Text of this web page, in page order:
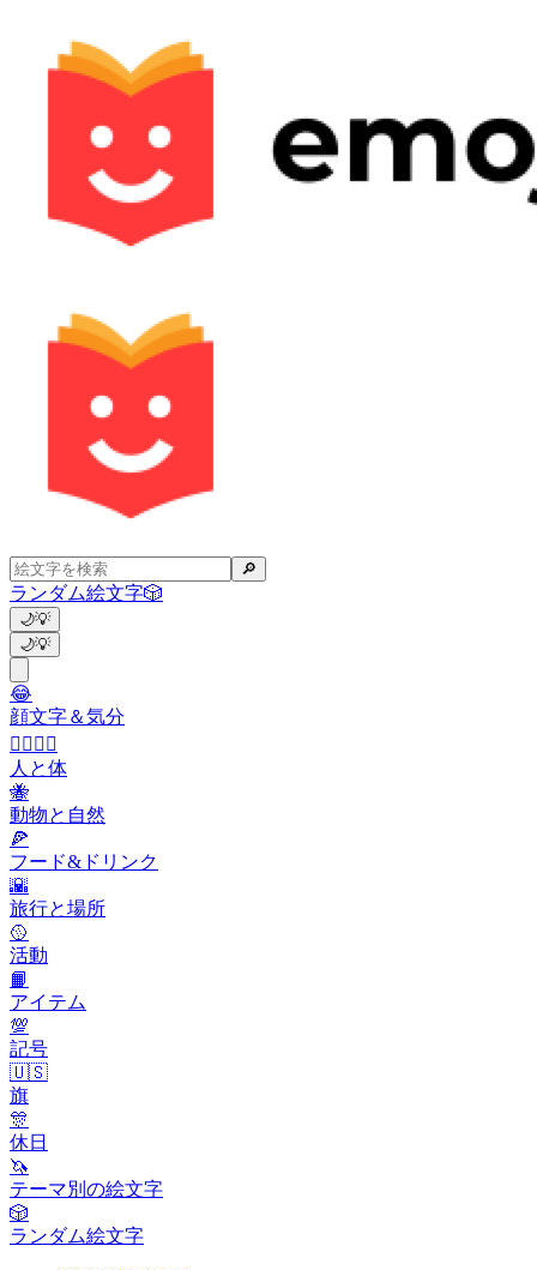
🔎
ランダム絵文字🎲
🌙💡
🌙💡
😂
顔文字＆気分
👩‍❤️‍💋‍👨
人と体
🐝
動物と自然
🍕
フード&ドリンク
🌇
旅行と場所
🥎
活動
📙
アイテム
💯
記号
🇺🇸
旗
🎊
休日
🦄
テーマ別の絵文字
🎲
ランダム絵文字